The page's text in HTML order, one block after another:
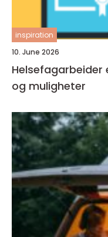
inspiration
10. June 2026
Helsefagarbeider et trygt yrke med mening
og muligheter